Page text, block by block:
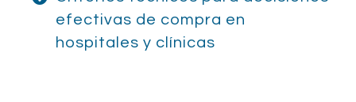
efectivas de compra en
hospitales y clínicas